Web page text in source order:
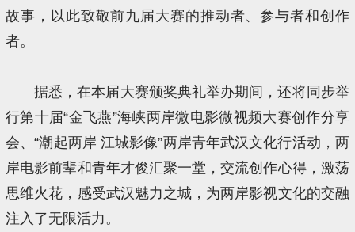
故事，以此致敬前九届大赛的推动者、参与者和创作
者。
据悉，在本届大赛颁奖典礼举办期间，还将同步举
行第十届“金飞燕”海峡两岸微电影微视频大赛创作分享
会、“潮起两岸 江城影像”两岸青年武汉文化行活动，两
岸电影前辈和青年才俊汇聚一堂，交流创作心得，激荡
思维火花，感受武汉魅力之城，为两岸影视文化的交融
注入了无限活力。